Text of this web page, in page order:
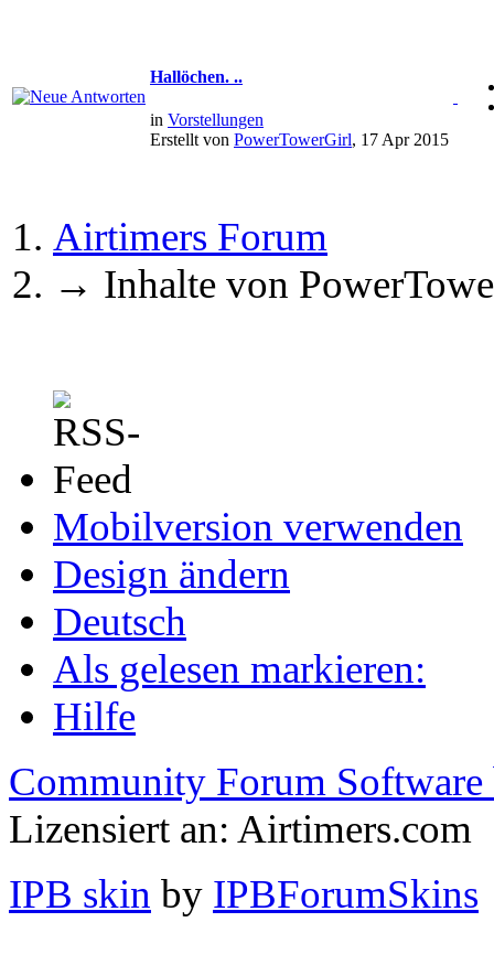
Hallöchen. ..
in Vorstellungen
Erstellt von PowerTowerGirl, 17 Apr 2015
Airtimers Forum
→ Inhalte von
Mobilversion verwenden
Design ändern
Deutsch
Als gelesen markieren:
Hilfe
Community Forum Software
Lizensiert an: Airtimers.com
IPB skin by IPBForumSkins